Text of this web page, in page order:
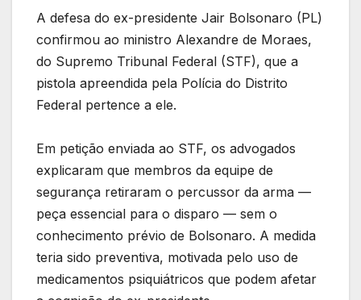
A defesa do ex-presidente Jair Bolsonaro (PL)
confirmou ao ministro Alexandre de Moraes,
do Supremo Tribunal Federal (STF), que a
pistola apreendida pela Polícia do Distrito
Federal pertence a ele.
Em petição enviada ao STF, os advogados
explicaram que membros da equipe de
segurança retiraram o percussor da arma —
peça essencial para o disparo — sem o
conhecimento prévio de Bolsonaro. A medida
teria sido preventiva, motivada pelo uso de
medicamentos psiquiátricos que podem afetar